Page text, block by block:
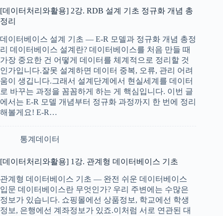
[데이터처리와활용] 2강. RDB 설계 기초 정규화 개념 총
정리
데이터베이스 설계 기초 — E-R 모델과 정규화 개념 총정
리 데이터베이스 설계란? 데이터베이스를 처음 만들 때
가장 중요한 건 어떻게 데이터를 체계적으로 정리할 것
인가입니다.잘못 설계하면 데이터 중복, 오류, 관리 어려
움이 생깁니다.그래서 설계단계에서 현실세계를 데이터
로 바꾸는 과정을 꼼꼼하게 하는 게 핵심입니다. 이번 글
에서는 E-R 모델 개념부터 정규화 과정까지 한 번에 정리
해볼게요! E-R…
통계데이터
[데이터처리와활용] 1강. 관계형 데이터베이스 기초
관계형 데이터베이스 기초 — 완전 쉬운 데이터베이스
입문 데이터베이스란 무엇인가? 우리 주변에는 수많은
정보가 있습니다. 쇼핑몰에선 상품정보, 학교에선 학생
정보, 은행에선 계좌정보가 있죠.이처럼 서로 연관된 대